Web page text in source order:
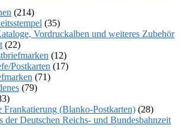
(214)
(35)
Vordruckalben und weiteres Zubehör
(22)
(12)
Postkarten (17)
(71)
(79)
Frankatierung (Blanko-Postkarten) (28)
der Deutschen Reichs- und Bundesbahnzeit